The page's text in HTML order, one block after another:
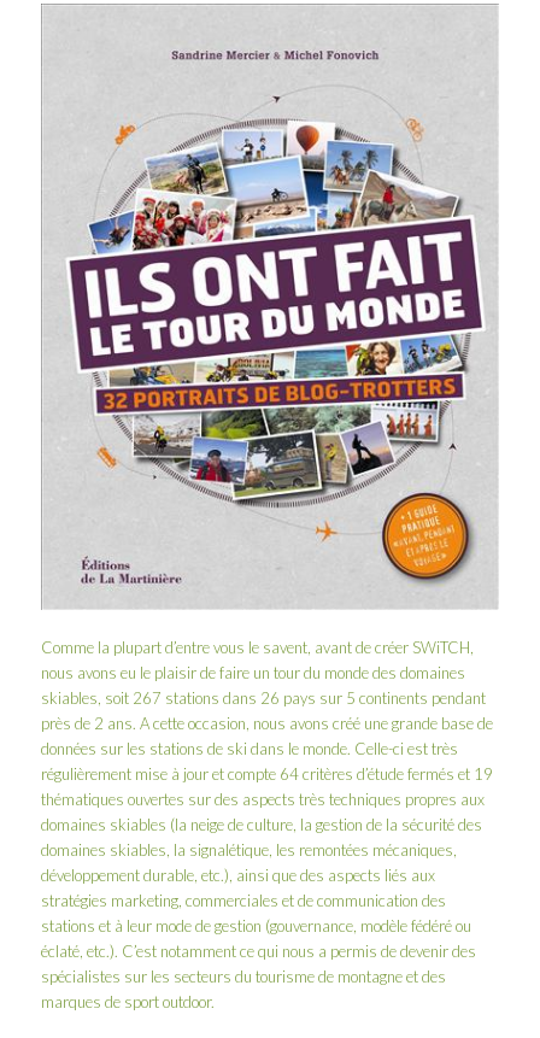
Comme la plupart d’entre vous le savent, avant de créer SWiTCH,
nous avons eu le plaisir de faire un tour du monde des domaines
skiables, soit 267 stations dans 26 pays sur 5 continents pendant
près de 2 ans. A cette occasion, nous avons créé une grande base de
données sur les stations de ski dans le monde. Celle-ci est très
régulièrement mise à jour et compte 64 critères d’étude fermés et 19
thématiques ouvertes sur des aspects très techniques propres aux
domaines skiables (la neige de culture, la gestion de la sécurité des
domaines skiables, la signalétique, les remontées mécaniques,
développement durable, etc.), ainsi que des aspects liés aux
stratégies marketing, commerciales et de communication des
stations et à leur mode de gestion (gouvernance, modèle fédéré ou
éclaté, etc.). C’est notamment ce qui nous a permis de devenir des
spécialistes sur les secteurs du tourisme de montagne et des
marques de sport outdoor.